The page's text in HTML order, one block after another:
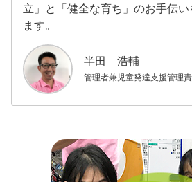
立」と「健全な育ち」のお手伝
ます。
半田 浩輔
管理者兼児童発達支援管理